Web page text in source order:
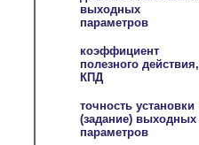
выходных
параметров
коэффициент
полезного действия,
КПД
точность установки
(задание) выходных
параметров